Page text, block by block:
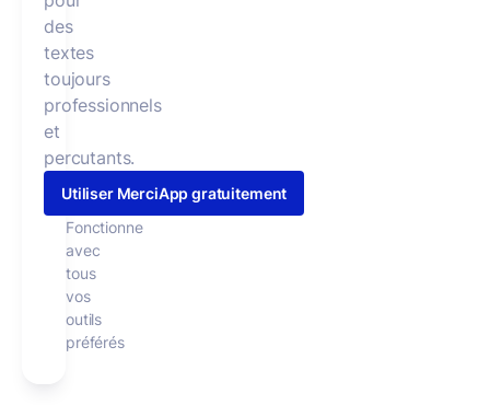
des
textes
toujours
professionnels
et
percutants.
Utiliser MerciApp gratuitement
Fonctionne
avec
tous
vos
outils
préférés